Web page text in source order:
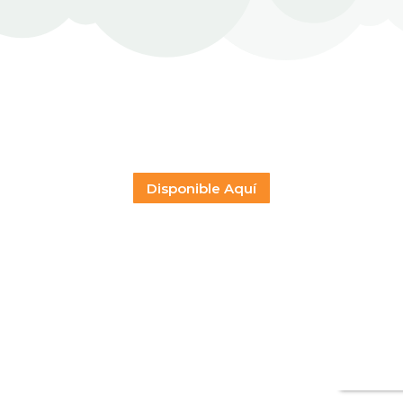
Disponible Aquí